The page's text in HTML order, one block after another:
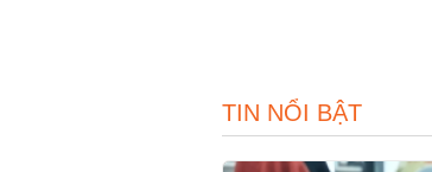
TIN NỔI BẬT